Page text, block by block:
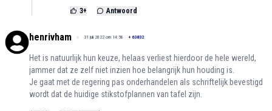
3+ Antwoord
henrivham 31 juli 2022 om 14:58 + 63832
Het is natuurlijk hun keuze, helaas verliest hierdoor de hele wereld,
jammer dat ze zelf niet inzien hoe belangrijk hun houding is.
Je gaat met de regering pas onderhandelen als schriftelijk bevestigd
wordt dat de huidige stikstofplannen van tafel zijn.